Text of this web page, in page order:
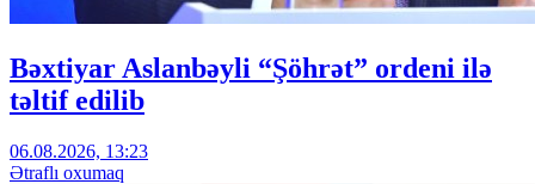
Bəxtiyar Aslanbəyli “Şöhrət” ordeni ilə
təltif edilib
06.08.2026, 13:23
Ətraflı oxumaq